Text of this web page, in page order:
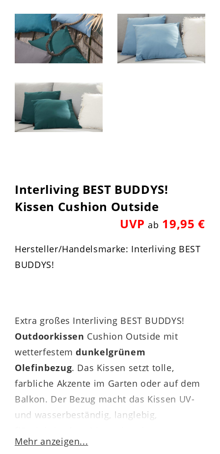
Interliving BEST BUDDYS!
Kissen Cushion Outside
UVPab 19,95 €
Hersteller/Handelsmarke: Interliving BEST
BUDDYS!
Extra großes Interliving BEST BUDDYS!
Outdoorkissen Cushion Outside mit
wetterfestemdunkelgrünem
Olefinbezug. Das Kissen setzt tolle,
farbliche Akzente im Garten oder auf dem
Balkon. Der Bezug macht das Kissen UV-
und wasserbeständig, langlebig,
atmungsaktiv. Der Kissenbezug trocknet
Mehr anzeigen...